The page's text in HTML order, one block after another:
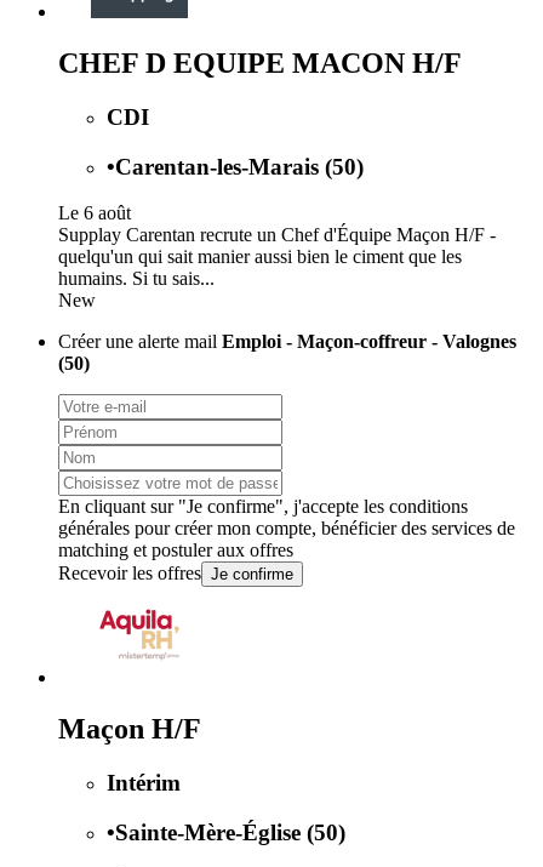
CHEF D EQUIPE MACON H/F
CDI
•Carentan-les-Marais (50)
Le 6 août
Supplay Carentan recrute un Chef d'Équipe Maçon H/F -
quelqu'un qui sait manier aussi bien le ciment que les
humains. Si tu sais...
New
Créer une alerte mail Emploi - Maçon-coffreur - Valognes
(50)
En cliquant sur "Je confirme", j'accepte les conditions
générales pour créer mon compte, bénéficier des services de
matching et postuler aux offres
Recevoir les offres Je confirme
Maçon H/F
Intérim
•Sainte-Mère-Église (50)